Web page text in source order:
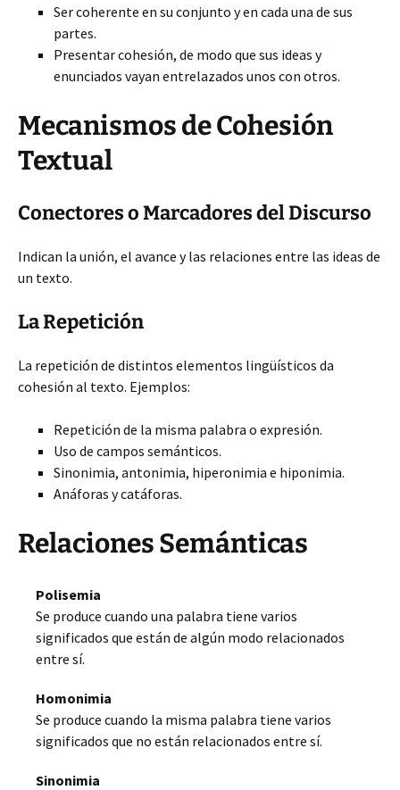
Ser coherente en su conjunto y en cada una de sus
partes.
Presentar cohesión, de modo que sus ideas y
enunciados vayan entrelazados unos con otros.
Mecanismos de Cohesión
Textual
Conectores o Marcadores del Discurso
Indican la unión, el avance y las relaciones entre las ideas de
un texto.
La Repetición
La repetición de distintos elementos lingüísticos da
cohesión al texto. Ejemplos:
Repetición de la misma palabra o expresión.
Uso de campos semánticos.
Sinonimia, antonimia, hiperonimia e hiponimia.
Anáforas y catáforas.
Relaciones Semánticas
Polisemia
Se produce cuando una palabra tiene varios
significados que están de algún modo relacionados
entre sí.
Homonimia
Se produce cuando la misma palabra tiene varios
significados que no están relacionados entre sí.
Sinonimia